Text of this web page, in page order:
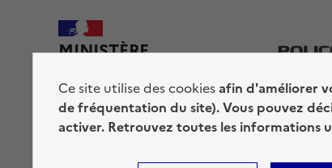
MINISTÈRE
Ce site utilise des cookiesafin d'améliorer
de fréquentation du site). Vous pouvez
activer. Retrouvez toutes les informations